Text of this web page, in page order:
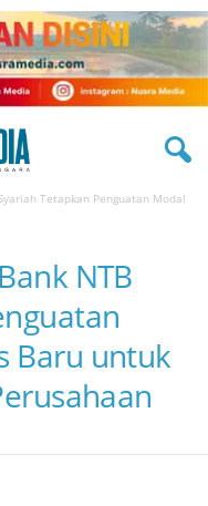
Tetapkan Penguatan Modal
NTB
Baru untuk